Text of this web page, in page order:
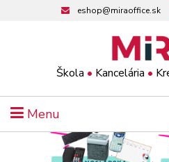
Škola • Kancelária •
eshop@miraoffice.sk
Menu